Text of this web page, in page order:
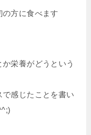
方に食べます
栄養がどうという
感じたことを書い